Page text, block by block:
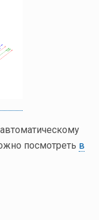
посмотреть в